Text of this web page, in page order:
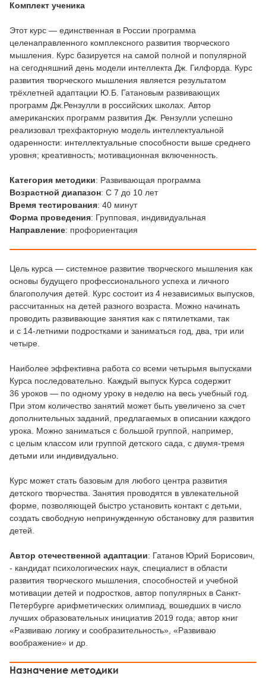
Комплект ученика
Этот курс — единственная в России программа
целенаправленного комплексного развития творческого
мышления. Курс базируется на самой полной и популярной
на сегодняшний день модели интеллекта Дж. Гилфорда. Курс
развития творческого мышления является результатом
трёхлетней адаптации Ю.Б. Гатановым развивающих
программ Дж.Рензулли в российских школах. Автор
американских программ развития Дж. Рензулли успешно
реализовал трехфакторную модель интеллектуальной
одаренности: интеллектуальные способности выше среднего
уровня; креативность; мотивационная включенность.
Категория методики: Развивающая программа
Возрастной диапазон: С 7 до 10 лет
Время тестирования: 40 минут
Форма проведения: Групповая, индивидуальная
Направление: профориентация
Цель курса — системное развитие творческого мышления как
основы будущего профессионального успеха и личного
благополучия детей. Курс состоит из 4 независимых выпусков,
рассчитанных на детей разного возраста. Можно начинать
проводить развивающие занятия как с пятилетками, так
и с 14-летними подростками и заниматься год, два, три или
четыре.
Наиболее эффективна работа со всеми четырьмя выпусками
Курса последовательно. Каждый выпуск Курса содержит
36 уроков — по одному уроку в неделю на весь учебный год.
При этом количество занятий может быть увеличено за счет
дополнительных заданий, предлагаемых в описании каждого
урока. Можно заниматься с большой группой, например,
с целым классом или группой детского сада, с двумя-тремя
детьми или индивидуально.
Курс может стать базовым для любого центра развития
детского творчества. Занятия проводятся в увлекательной
форме, позволяющей быстро установить контакт с детьми,
создать свободную непринужденную обстановку для развития
детей.
Автор отечественной адаптации: Гатанов Юрий Борисович,
- кандидат психологических наук, специалист в области
развития творческого мышления, способностей и учебной
мотивации детей и подростков, автор популярных в Санкт-
Петербурге арифметических олимпиад, вошедших в число
лучших образовательных инициатив 2019 года; автор книг
«Развиваю логику и сообразительность», «Развиваю
воображение» и др.
Назначение методики